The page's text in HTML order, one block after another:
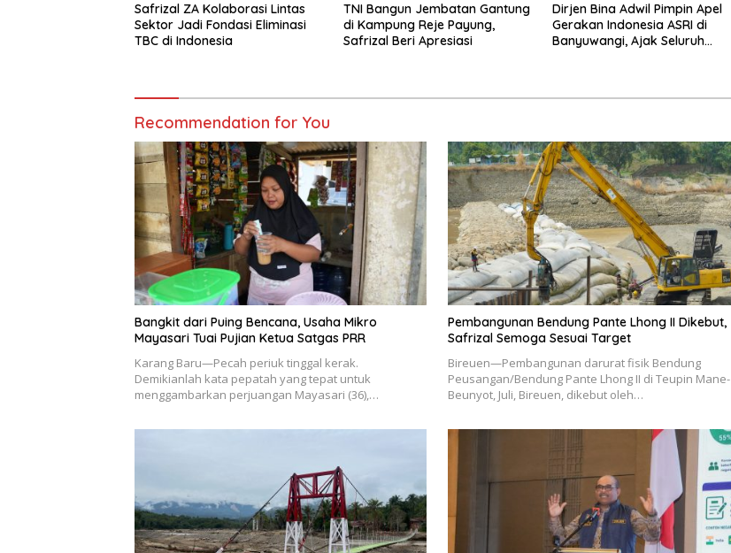
Safrizal ZA Kolaborasi Lintas
Sektor Jadi Fondasi Eliminasi
TBC di Indonesia
TNI Bangun Jembatan Gantung
di Kampung Reje Payung,
Safrizal Beri Apresiasi
Dirjen Bina Adwil Pimpin Apel
Gerakan Indonesia ASRI di
Banyuwangi, Ajak Seluruh
Recommendation for You
Bangkit dari Puing Bencana, Usaha Mikro
Mayasari Tuai Pujian Ketua Satgas PRR
Karang Baru—Pecah periuk tinggal kerak.
Demikianlah kata pepatah yang tepat untuk
menggambarkan perjuangan Mayasari (36),…
Pembangunan Bendung Pante Lhong II Dikebut,
Safrizal Semoga Sesuai Target
Bireuen—Pembangunan darurat fisik Bendung
Peusangan/Bendung Pante Lhong II di Teupin Mane-
Beunyot, Juli, Bireuen, dikebut oleh…